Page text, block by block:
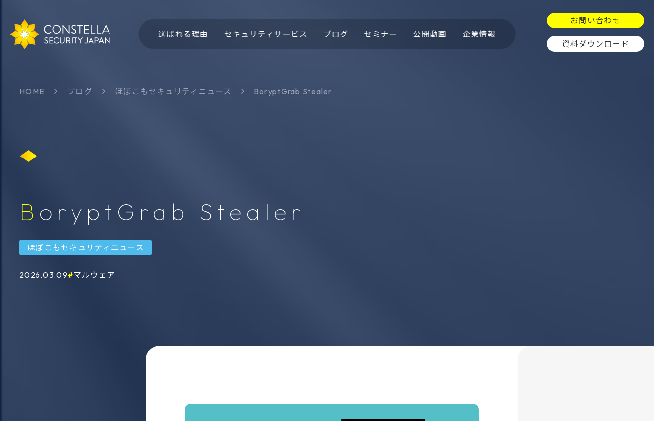
選ばれる理由 セキュリティサービス
ク
ブログ セミナー 公開動画 企業情報
お問い合わせ
資料ダウンロード
HOME ブログ ほぼこもセキュリティニュース BoryptGrab Stealer
BoryptGrab Stealer
ほぼこもセキュリティニュース
2026.03.09 マルウェア